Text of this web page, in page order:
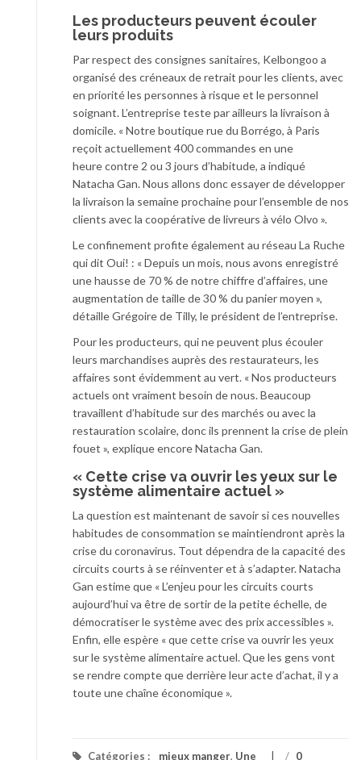
Les producteurs peuvent écouler
leurs produits
Par respect des consignes sanitaires, Kelbongoo a
organisé des créneaux de retrait pour les clients, avec
en priorité les personnes à risque et le personnel
soignant. L’entreprise teste par ailleurs la livraison à
domicile. « Notre boutique rue du Borrégo, à Paris
reçoit actuellement 400 commandes en une
heure contre 2 ou 3 jours d’habitude, a indiqué
Natacha Gan. Nous allons donc essayer de développer
la livraison la semaine prochaine pour l’ensemble de nos
clients avec la coopérative de livreurs à vélo Olvo ».
Le confinement profite également au réseau La Ruche
qui dit Oui! : « Depuis un mois, nous avons enregistré
une hausse de 70 % de notre chiffre d’affaires, une
augmentation de taille de 30 % du panier moyen »,
détaille Grégoire de Tilly, le président de l’entreprise.
Pour les producteurs, qui ne peuvent plus écouler
leurs marchandises auprès des restaurateurs, les
affaires sont évidemment au vert. « Nos producteurs
actuels ont vraiment besoin de nous. Beaucoup
travaillent d’habitude sur des marchés ou avec la
restauration scolaire, donc ils prennent la crise de plein
fouet », explique encore Natacha Gan.
« Cette crise va ouvrir les yeux sur le
système alimentaire actuel »
La question est maintenant de savoir si ces nouvelles
habitudes de consommation se maintiendront après la
crise du coronavirus. Tout dépendra de la capacité des
circuits courts à se réinventer et à s’adapter. Natacha
Gan estime que « L’enjeu pour les circuits courts
aujourd’hui va être de sortir de la petite échelle, de
démocratiser le système avec des prix accessibles ».
Enfin, elle espère « que cette crise va ouvrir les yeux
sur le système alimentaire actuel. Que les gens vont
se rendre compte que derrière leur acte d’achat, il y a
toute une chaîne économique ».
Catégories : mieux manger, Une / 0